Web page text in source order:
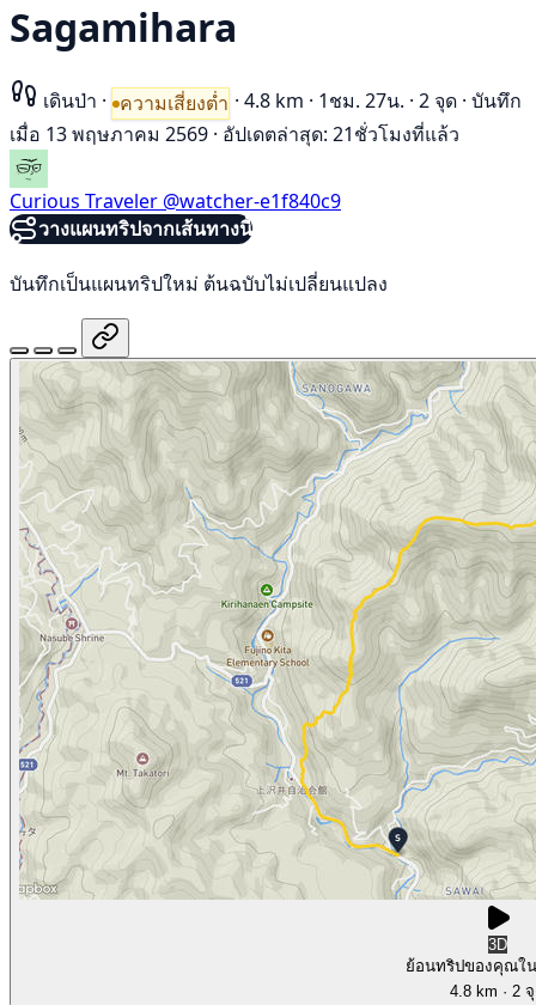
Sagamihara
เดินป่า · ความเสี่ยงต่ำ · 4.8 km · 1ชม. 27น. · 2 จุด · บันทึก
เมื่อ 13 พฤษภาคม 2569 · อัปเดตล่าสุด: 21ชั่วโมงที่แล้ว
Curious Traveler @watcher-e1f840c9
วางแผนทริปจากเส้นทางนี้
บันทึกเป็นแผนทริปใหม่ ต้นฉบับไม่เปลี่ยนแปลง
3D
ย้อนทริปของคุณใ
4.8 km · 2